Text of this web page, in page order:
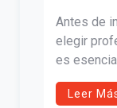
A UN
Antes de
elegir
es
por qué
Leer